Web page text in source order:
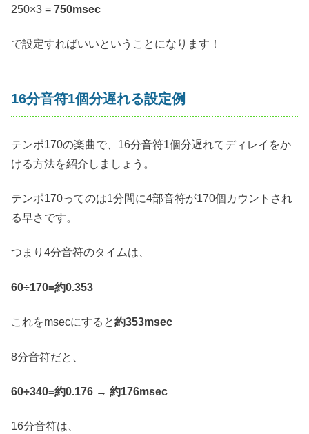
250×3 = 750msec
で設定すればいいということになります！
16分音符1個分遅れる設定例
テンポ170の楽曲で、16分音符1個分遅れてディレイをか
ける方法を紹介しましょう。
テンポ170ってのは1分間に4部音符が170個カウントされ
る早さです。
つまり4分音符のタイムは、
60÷170=約0.353
これをmsecにすると約353msec
8分音符だと、
60÷340=約0.176 → 約176msec
16分音符は、